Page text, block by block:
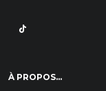
À PROPOS…